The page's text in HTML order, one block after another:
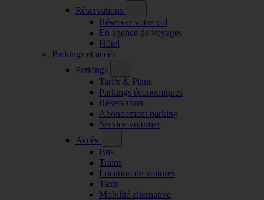
Réservations
Réserver votre vol
En agence de voyages
Hôtel
Parkings et accès
Parkings
Tarifs & Plans
Parkings économiques
Réservation
Abonnement parking
Service voiturier
Accès
Bus
Trains
Location de voitures
Taxis
Mobilité alternative